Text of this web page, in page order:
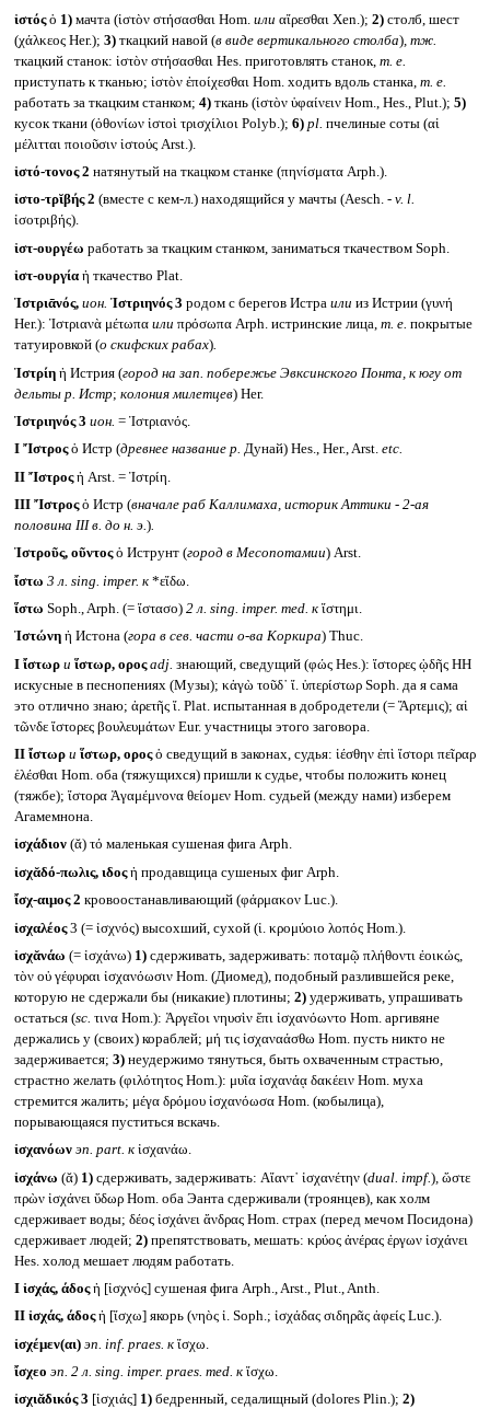
ἱστόςὁ 1)мачта (ἱστὸν στήσασθαι Hom. или αἴρεσθαι Xen.); 2)столб, шест
(χάλκεος Her.); 3)ткацкий навой (в виде вертикального столба), тж.
ткацкий станок: ἱστὸν στήσασθαι Hes. приготовлять станок, т. е.
приступать к тканью; ἱστὸν ἐποίχεσθαι Hom. ходить вдоль станка, т. е.
работать за ткацким станком; 4)ткань (ἱστὸν ὑφαίνειν Hom., Hes., Plut.); 5)
кусок ткани (ὀθονίων ἱστοὶ τρισχίλιοι Polyb.); 6) pl. пчелиные соты (αἱ
μέλιτται ποιοῦσιν ἱστούς Arst.).
ἱστό-τονος 2 натянутый на ткацком станке (πηνίσματα Arph.).
ἱστο-τρῐβής 2 (вместе с кем-л.) находящийся у мачты (Aesch. - v. l.
ἰσοτριβής).
ἱστ-ουργέω работать за ткацким станком, заниматься ткачеством Soph.
ἱστ-ουργία ἡ ткачество Plat.
Ἰστριᾱνός, ион. Ἰστριηνός 3 родом с берегов Истра или из Истрии (γυνή
Her.): Ἰστριανὰ μέτωπα или πρόσωπα Arph. истринские лица, т. е. покрытые
татуировкой (о скифских рабах).
Ἰστρίη ἡ Истрия (город на зап. побережье Эвксинского Понта, к югу от
дельты р. Истр; колония милетцев) Her.
Ἰστριηνός 3 ион. = Ἰστριανός.
I Ἴστροςὁ Истр (древнее название р. Дунай) Hes., Her., Arst.etc.
II Ἴστροςἡ Arst. = Ἰστρίη.
III Ἴστροςὁ Истр (вначале раб Каллимаха, историк Аттики - 2-ая
половина III в. до н. э.).
Ἰστροῦς, οῦντοςὁ Иструнт (город в Месопотамии) Arst.
ἴστω 3 л. sing. imper. к*εἴδω.
ἵστω Soph., Arph. (= ἵστασο)2 л. sing. imper. med. кἵστημι.
Ἰστώνη ἡ Истона (гора в сев. части о-ва Коркира) Thuc.
I ἴστωρ и ἵστωρ, ορος adj. знающий, сведущий (φώς Hes.): ἵστορες ᾠδῆς HH
искусные в песнопениях (Музы); κἀγὼ τοῦδ᾽ ἴ. ὑπερίστωρ Soph. да я сама
это отлично знаю; ἀρετῆς ἴ. Plat. испытанная в добродетели (= Ἄρτεμις); αἱ
τῶνδε ἴστορες βουλευμάτων Eur. участницы этого заговора.
II ἴστωρ и ἵστωρ, οροςὁ сведущий в законах, судья: ἱέσθην ἐπὶ ἴστορι πεῖραρ
ἑλέσθαι Hom. оба (тяжущихся) пришли к судье, чтобы положить конец
(тяжбе); ἴστορα Ἀγαμέμνονα θείομεν Hom. судьей (между нами) изберем
Агамемнона.
ἰσχάδιον(ᾰ) τό маленькая сушеная фига Arph.
ἰσχᾰδό-πωλις, ιδοςἡ продавщица сушеных фиг Arph.
ἴσχ-αιμος 2 кровоостанавливающий (φάρμακον Luc.).
ἰσχαλέος3 (= ἰσχνός) высохший, сухой (ἰ. κρομύοιο λοπός Hom.).
ἰσχᾰνάω (= ἰσχάνω) 1)сдерживать, задерживать: ποταμῷ πλήθοντι ἐοικώς,
τὸν οὐ γέφυραι ἰσχανόωσιν Hom. (Диомед), подобный разлившейся реке,
которую не сдержали бы (никакие) плотины; 2)удерживать, упрашивать
остаться (sc. τινα Hom.): Ἀργεῖοι νηυσὶν ἔπι ἰσχανόωντο Hom. аргивяне
держались у (своих) кораблей; μή τις ἰσχαναάσθω Hom. пусть никто не
задерживается; 3)неудержимо тянуться, быть охваченным страстью,
страстно желать (φιλότητος Hom.): μυῖα ἰσχανάᾳ δακέειν Hom. муха
стремится жалить; μέγα δρόμου ἰσχανόωσα Hom. (кобылица),
порывающаяся пуститься вскачь.
ἰσχανόων эп. part. кἰσχανάω.
ἰσχάνω (ᾰ) 1)сдерживать, задерживать: Αἴαντ᾽ ἰσχανέτην (dual. impf.), ὥστε
πρὼν ἰσχάνει ὕδωρ Hom. оба Эанта сдерживали (троянцев), как холм
сдерживает воды; δέος ἰσχάνει ἄνδρας Hom. страх (перед мечом Посидона)
сдерживает людей; 2)препятствовать, мешать: κρύος ἀνέρας ἐργων ἰσχάνει
Hes. холод мешает людям работать.
I ἰσχάς, άδοςἡ [ἰσχνός] сушеная фига Arph., Arst., Plut., Anth.
II ἰσχάς, άδοςἡ [ἴσχω] якорь (νηὸς ἰ. Soph.; ἰσχάδας σιδηρᾶς ἀφείς Luc.).
ἰσχέμεν(αι) эп. inf. praes. кἴσχω.
ἴσχεο эп. 2 л. sing. imper. praes. med. кἴσχω.
ἰσχιᾰδικός 3 [ἰσχιάς] 1)бедренный, седалищный (dolores Plin.); 2)